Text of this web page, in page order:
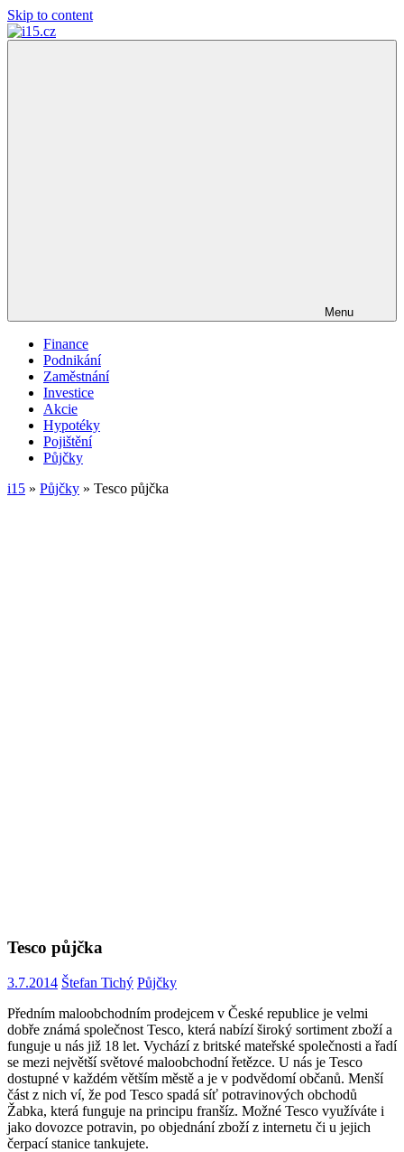
Skip to content
Menu
Finance
Podnikání
Zaměstnání
Investice
Akcie
Hypotéky
Pojištění
Půjčky
i15 » Půjčky » Tesco půjčka
Tesco půjčka
3.7.2014 Štefan Tichý Půjčky
Předním maloobchodním prodejcem v České republice je velmi
dobře známá společnost Tesco, která nabízí široký sortiment zboží a
funguje u nás již 18 let. Vychází z britské mateřské společnosti a řadí
se mezi největší světové maloobchodní řetězce. U nás je Tesco
dostupné v každém větším městě a je v podvědomí občanů. Menší
část z nich ví, že pod Tesco spadá síť potravinových obchodů
Žabka, která funguje na principu franšíz. Možné Tesco využíváte i
jako dovozce potravin, po objednání zboží z internetu či u jejich
čerpací stanice tankujete.